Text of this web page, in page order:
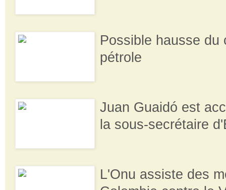
Possible hausse du
pétrole
Juan Guaidó est
la sous-secrétaire
L'Onu assiste des